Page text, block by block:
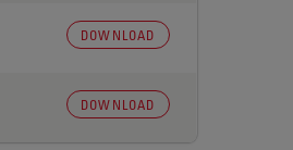
DOWNLOAD
DOWNLOAD